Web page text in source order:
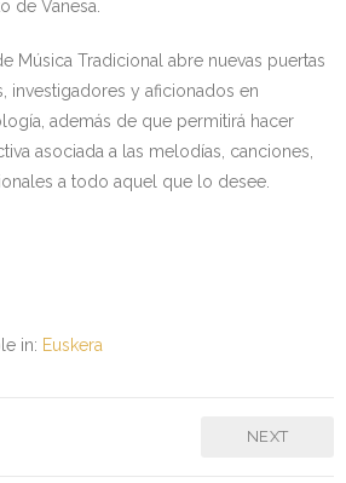
de Vanesa.
Música Tradicional abre nuevas puertas
investigadores y aficionados en
además de que permitirá hacer
asociada a las melodías, canciones,
a todo aquel que lo desee.
in: Euskera
NEXT